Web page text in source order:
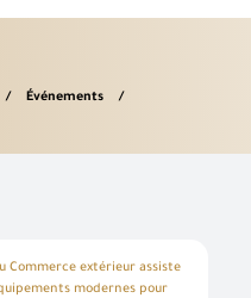
Événements
Commerce extérieur assiste
modernes pour